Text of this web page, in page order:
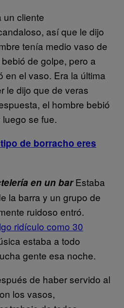
un cliente
así que le dijo
tenía medio vaso de
de golpe, pero a
en el vaso. Era la última
le dijo que de veras
el hombre bebió
se fue.
de borracho eres
en un bar Estaba
la barra y un grupo de
ruidoso entró.
ridículo como 30
estaba a todo
gente esa noche.
de haber servido al
los vasos,